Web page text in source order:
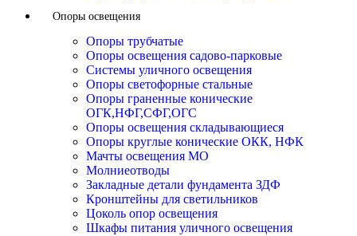
Опоры освещения
Опоры трубчатые
Опоры освещения садово-парковые
Системы уличного освещения
Опоры светофорные стальные
Опоры граненные конические
ОГК,НФГ,СФГ,ОГС
Опоры освещения складывающиеся
Опоры круглые конические ОКК, НФК
Мачты освещения МО
Молниеотводы
Закладные детали фундамента ЗДФ
Кронштейны для светильников
Цоколь опор освещения
Шкафы питания уличного освещения